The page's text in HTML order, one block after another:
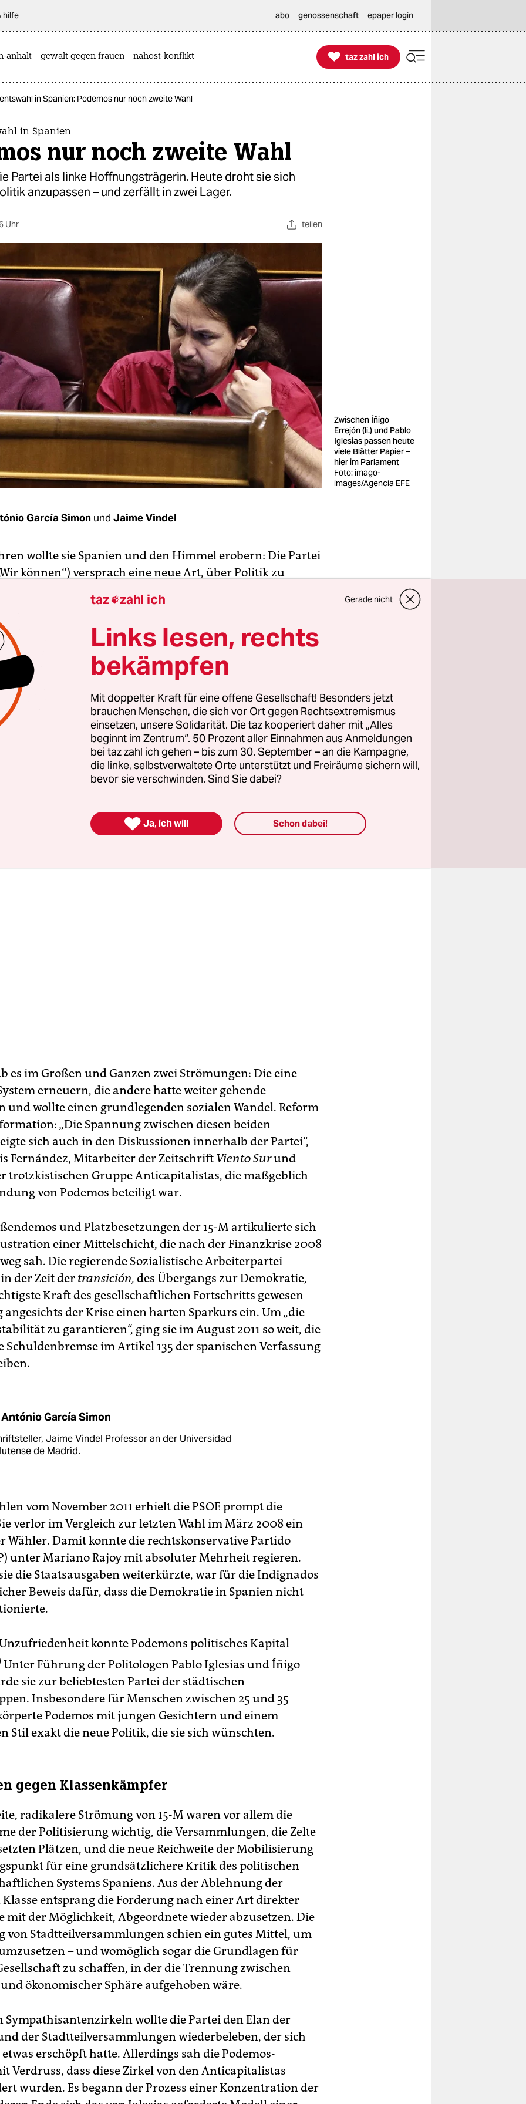
hilfe abo genossenschaft epaper login
anhalt gewalt gegen frauen nahost-konflikt 
taz zahl ich
taz zahl ich
in Spanien: Podemos nur noch zweite Wahl
in Spanien
nur noch zweite Wahl
Partei als linke Hoffnungsträgerin. Heute droht sie sich
anzupassen – und zerfällt in zwei Lager.
Uhr teilen
Zwischen Íñigo
Errejón (li.) und Pablo
Iglesias passen heute
viele Blätter Papier –
hier im Parlament
Foto: imago-
images/Agencia EFE
García Simon und Jaime Vindel
wollte sie Spanien und den Himmel erobern: Die Partei
können“) versprach eine neue Art, über Politik zu
und die Partei droht sich einem Politikbetrieb
den sie einst in Bausch und Bogen verdammt hat. Die
am Sonntagwird unter anderem entscheidend für
Partei sein.
am 17. Januar 2014 die politische Bühne betrat, wollte die
nach „echter Demokratie“ weitertragen, der die
(Empörten) seit dem 15. Mai 2011 auf den großen Plätzen
Gehör verschafft hatten. Von diesem Movimiento 15-M
breites Spektrum an Schlagworten und Ideen, die einen
Nenner hatten: die Infragestellung der politischen und,
Franco-Diktatur durch eine liberale Demokratie
es im Großen und Ganzen zwei Strömungen: Die eine
erneuern, die andere hatte weiter gehende
und wollte einen grundlegenden sozialen Wandel. Reform
„Die Spannung zwischen diesen beiden
sich auch in den Diskussionen innerhalb der Partei“,
Fernández, Mitarbeiter der Zeitschrift Viento Surund
trotzkistischen Gruppe Anticapitalistas, die maßgeblich
von Podemos beteiligt war.
und Platzbesetzungen der 15-M artikulierte sich
einer Mittelschicht, die nach der Finanzkrise 2008
sah. Die regierende Sozialistische Arbeiterpartei
in der Zeit der transición, des Übergangs zur Demokratie,
Kraft des gesellschaftlichen Fortschritts gewesen
angesichts der Krise einen harten Sparkurs ein. Um „die
zu garantieren“, ging sie im August 2011 so weit, die
Schuldenbremse im Artikel 135 der spanischen Verfassung
García Simon
Jaime Vindel Professor an der Universidad
de Madrid.
vom November 2011 erhielt die PSOE prompt die
verlor im Vergleich zur letzten Wahl im März 2008 ein
Wähler. Damit konnte die rechtskonservative Partido
unter Mariano Rajoy mit absoluter Mehrheit regieren.
die Staatsausgaben weiterkürzte, war für die Indignados
Beweis dafür, dass die Demokratie in Spanien nicht
konnte Podemons politisches Kapital
Unter Führung der Politologen Pablo Iglesias und Íñigo
sie zur beliebtesten Partei der städtischen
Insbesondere für Menschen zwischen 25 und 35
Podemos mit jungen Gesichtern und einem
Stil exakt die neue Politik, die sie sich wünschten.
gegen Klassenkämpfer
radikalere Strömung von 15-M waren vor allem die
der Politisierung wichtig, die Versammlungen, die Zelte
Plätzen, und die neue Reichweite der Mobilisierung
für eine grundsätzlichere Kritik des politischen
Systems Spaniens. Aus der Ablehnung der
entsprang die Forderung nach einer Art direkter
mit der Möglichkeit, Abgeordnete wieder abzusetzen. Die
von Stadtteilversammlungen schien ein gutes Mittel, um
– und womöglich sogar die Grundlagen für
zu schaffen, in der die Trennung zwischen
ökonomischer Sphäre aufgehoben wäre.
Sympathisantenzirkeln wollte die Partei den Elan der
der Stadtteilversammlungen wiederbeleben, der sich
etwas erschöpft hatte. Allerdings sah die Podemos-
Verdruss, dass diese Zirkel von den Anticapitalistas
wurden. Es begann der Prozess einer Konzentration der
taz zahl ich Gerade nicht
Links lesen, rechts
bekämpfen
Mit doppelter Kraft für eine offene Gesellschaft! Besonders jetzt
brauchen Menschen, die sich vor Ort gegen Rechtsextremismus
einsetzen, unsere Solidarität. Die taz kooperiert daher mit „Alles
beginnt im Zentrum“. 50 Prozent aller Einnahmen aus Anmeldungen
bei taz zahl ich gehen – bis zum 30. September – an die Kampagne,
die linke, selbstverwaltete Orte unterstützt und Freiräume sichern will,
bevor sie verschwinden. Sind Sie dabei?
 Ja, ich will Schon dabei!